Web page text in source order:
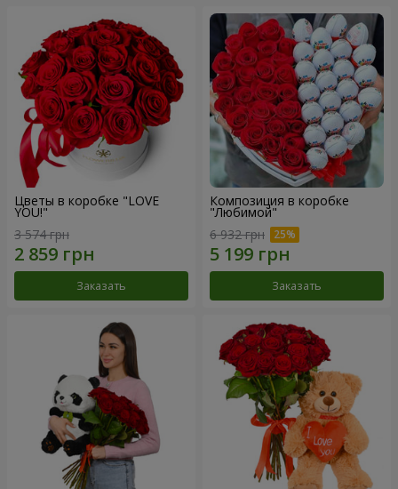
Цветы в коробке "LOVE
YOU!"
3 574 грн
Заказать
Композиция в коробке
"Любимой"
6 932 грн
Заказать